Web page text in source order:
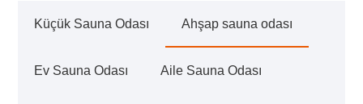
Küçük Sauna Odası Ahşap sauna odası
Ev Sauna Odası Aile Sauna Odası